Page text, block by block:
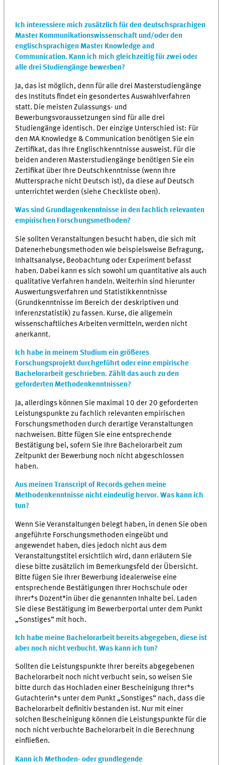
Ich interessiere mich zusätzlich für den deutschsprachigen
Master Kommunikationswissenschaft und/oder den
englischsprachigen Master Knowledge and
Communication. Kann ich mich gleichzeitig für zwei oder
alle drei Studiengänge bewerben?
Ja, das ist möglich, denn für alle drei Masterstudiengänge
des Instituts findet ein gesondertes Auswahlverfahren
statt. Die meisten Zulassungs- und
Bewerbungsvoraussetzungen sind für alle drei
Studiengänge identisch. Der einzige Unterschied ist: Für
den MA Knowledge & Communication benötigen Sie ein
Zertifikat, das Ihre Englischkenntnisse ausweist. Für die
beiden anderen Masterstudiengänge benötigen Sie ein
Zertifikat über Ihre Deutschkenntnisse (wenn Ihre
Muttersprache nicht Deutsch ist), da diese auf Deutsch
unterrichtet werden (siehe Checkliste oben).
Was sind Grundlagenkenntnisse in den fachlich relevanten
empirischen Forschungsmethoden?
Sie sollten Veranstaltungen besucht haben, die sich mit
Datenerhebungsmethoden wie beispielsweise Befragung,
Inhaltsanalyse, Beobachtung oder Experiment befasst
haben. Dabei kann es sich sowohl um quantitative als auch
qualitative Verfahren handeln. Weiterhin sind hierunter
Auswertungsverfahren und Statistikkenntnisse
(Grundkenntnisse im Bereich der deskriptiven und
Inferenzstatistik) zu fassen. Kurse, die allgemein
wissenschaftliches Arbeiten vermitteln, werden nicht
anerkannt.
Ich habe in meinem Studium ein größeres
Forschungsprojekt durchgeführt oder eine empirische
Bachelorarbeit geschrieben. Zählt das auch zu den
geforderten Methodenkenntnissen?
Ja, allerdings können Sie maximal 10 der 20 geforderten
Leistungspunkte zu fachlich relevanten empirischen
Forschungsmethoden durch derartige Veranstaltungen
nachweisen. Bitte fügen Sie eine entsprechende
Bestätigung bei, sofern Sie Ihre Bachelorarbeit zum
Zeitpunkt der Bewerbung noch nicht abgeschlossen
haben.
Aus meinen Transcript of Records gehen meine
Methodenkenntnisse nicht eindeutig hervor. Was kann ich
tun?
Wenn Sie Veranstaltungen belegt haben, in denen Sie oben
angeführte Forschungsmethoden eingeübt und
angewendet haben, dies jedoch nicht aus dem
Veranstaltungstitel ersichtlich wird, dann erläutern Sie
diese bitte zusätzlich im Bemerkungsfeld der Übersicht.
Bitte fügen Sie Ihrer Bewerbung idealerweise eine
entsprechende Bestätigungen Ihrer Hochschule oder
Ihrer*s Dozent*in über die genannten Inhalte bei. Laden
Sie diese Bestätigung im Bewerberportal unter dem Punkt
„Sonstiges“ mit hoch.
Ich habe meine Bachelorarbeit bereits abgegeben, diese ist
aber noch nicht verbucht. Was kann ich tun?
Sollten die Leistungspunkte Ihrer bereits abgegebenen
Bachelorarbeit noch nicht verbucht sein, so weisen Sie
bitte durch das Hochladen einer Bescheinigung Ihrer*s
Gutachterin*s unter dem Punkt „Sonstiges“ nach, dass die
Bachelorarbeit definitiv bestanden ist. Nur mit einer
solchen Bescheinigung können die Leistungspunkte für die
noch nicht verbuchte Bachelorarbeit in die Berechnung
einfließen.
Kann ich Methoden- oder grundlegende